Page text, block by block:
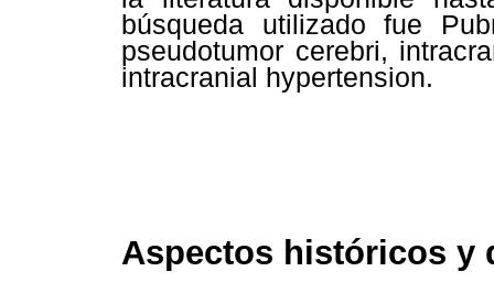
búsqueda utilizado fue
pseudotumor cerebri,
intracranial hypertension.
Aspectos históricos y